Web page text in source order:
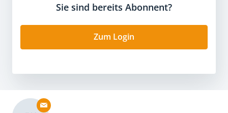
Sie sind bereits Abonnent?
Zum Login